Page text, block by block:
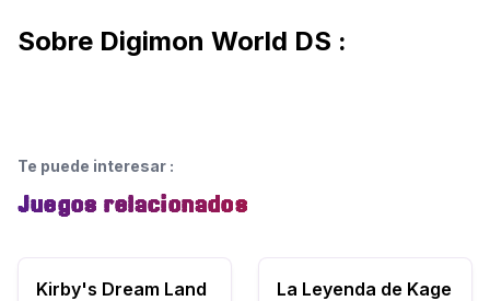
Sobre Digimon World DS :
Te puede interesar :
Juegos relacionados
Kirby's Dream Land La Leyenda de Kage